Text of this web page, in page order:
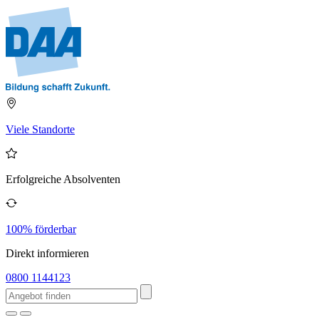
Viele Standorte
Erfolgreiche Absolventen
100% förderbar
Direkt informieren
0800 1144123